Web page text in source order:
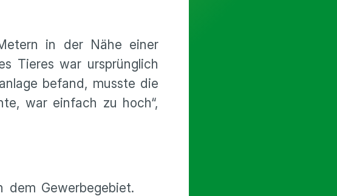
in der Nähe einer
Tieres war ursprünglich
befand, musste die
war einfach zu hoch“,
Gewerbegebiet.